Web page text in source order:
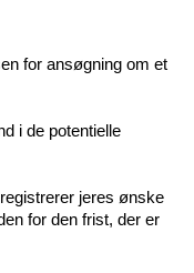
for ansøgning om et
i de potentielle
jeres ønske
for den frist, der er